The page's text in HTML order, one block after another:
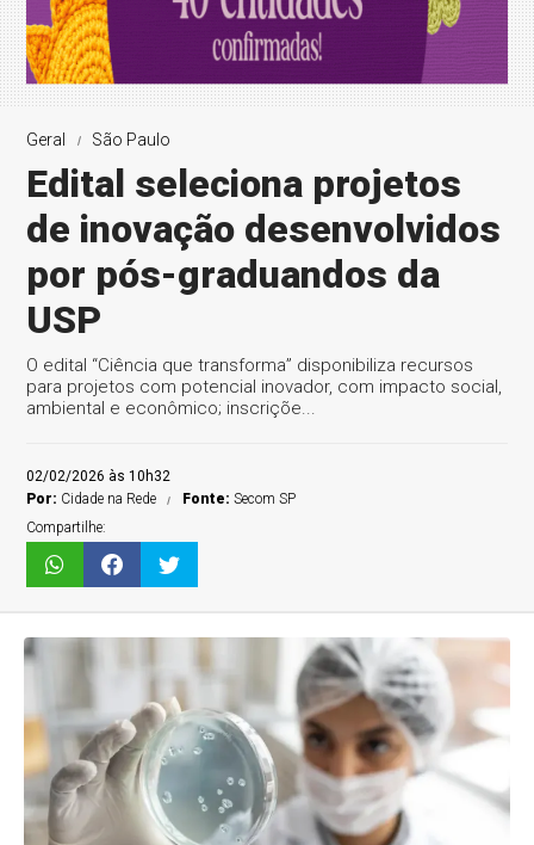
Geral São Paulo
Edital seleciona projetos
de inovação desenvolvidos
por pós-graduandos da
USP
O edital “Ciência que transforma” disponibiliza recursos
para projetos com potencial inovador, com impacto social,
ambiental e econômico; inscriçõe...
02/02/2026 às 10h32
Por: Cidade na Rede Fonte:Secom SP
Compartilhe: